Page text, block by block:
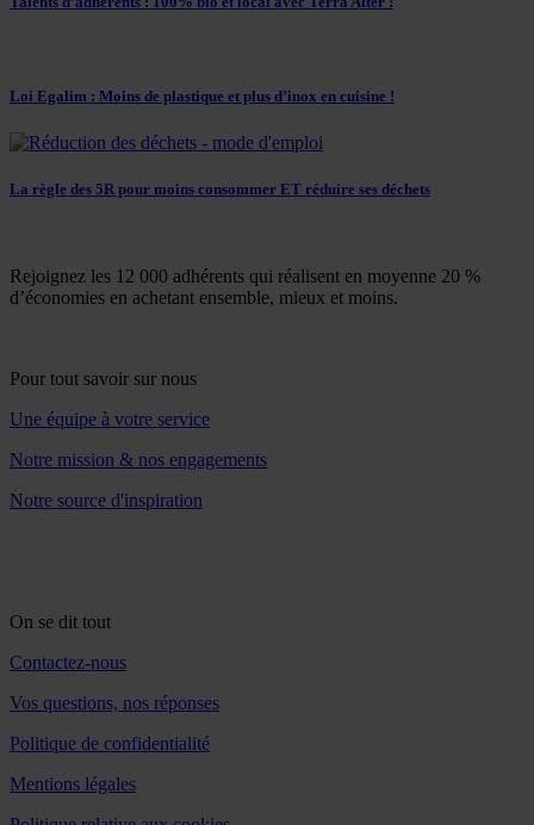
Loi Egalim : Moins de plastique et plus d’inox en cuisine !
La règle des 5R pour moins consommer ET réduire ses déchets
Rejoignez les 12 000 adhérents qui réalisent en moyenne 20 %
d’économies en achetant ensemble, mieux et moins.
Pour tout savoir sur nous
Une équipe à votre service
Notre mission & nos engagements
Notre source d'inspiration
On se dit tout
Contactez-nous
Vos questions, nos réponses
Politique de confidentialité
Mentions légales